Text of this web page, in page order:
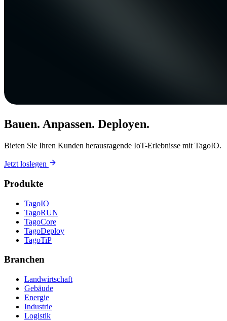
Bauen. Anpassen. Deployen.
Bieten Sie Ihren Kunden herausragende IoT-Erlebnisse mit TagoIO.
Jetzt loslegen
Produkte
TagoIO
TagoRUN
TagoCore
TagoDeploy
TagoTiP
Branchen
Landwirtschaft
Gebäude
Energie
Industrie
Logistik